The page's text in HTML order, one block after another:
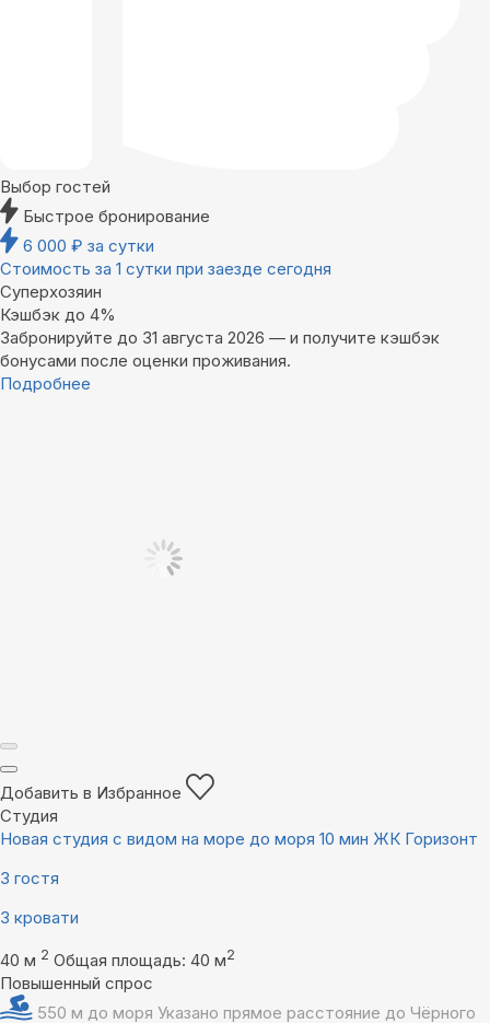
Выбор гостей
Быстрое бронирование
6 000 ₽ за сутки
Стоимость за 1 сутки при заезде сегодня
Суперхозяин
Кэшбэк до 4%
Забронируйте до 31 августа 2026 — и получите кэшбэк
бонусами после оценки проживания.
Подробнее
Добавить в Избранное
Студия
Новая студия с видом на море до моря 10 мин ЖК Горизонт
3 гостя
3 кровати
40 м 2 Общая площадь: 40 м2
Повышенный спрос
550 м до моря Указано прямое расстояние до Чёрного